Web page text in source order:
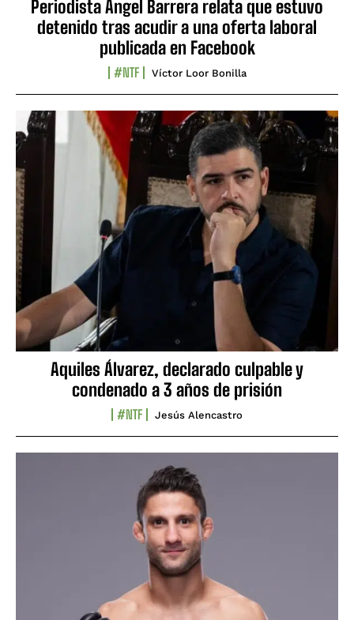
Periodista Ángel Barrera relata que estuvo
detenido tras acudir a una oferta laboral
publicada en Facebook
#NTF Víctor Loor Bonilla
Aquiles Álvarez, declarado culpable y
condenado a 3 años de prisión
#NTF Jesús Alencastro